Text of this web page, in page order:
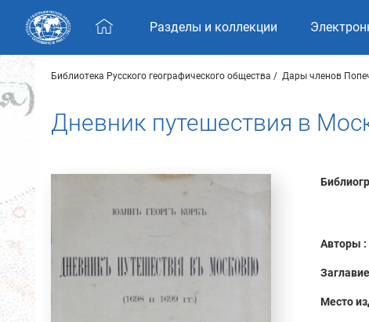
Skip navigation
Разделы и коллекции
Библиотека Русского географического общества Дары членов
Дневник путешествия в
Авторы :
Место